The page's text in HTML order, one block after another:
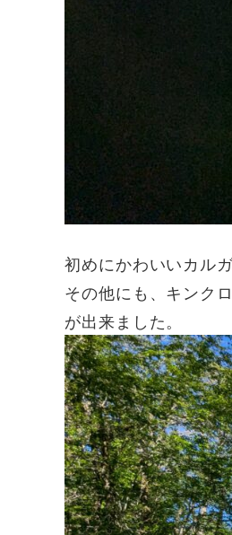
初めにかわいいカル
その他にも、キンク
が出来ました。